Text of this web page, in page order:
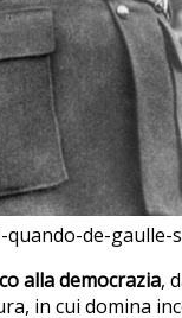
de-
alla democrazia,
in cui domina